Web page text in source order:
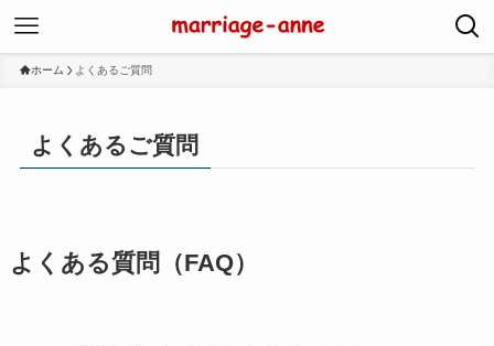
ホーム よくあるご質問
よくあるご質問
よくある質問（FAQ）